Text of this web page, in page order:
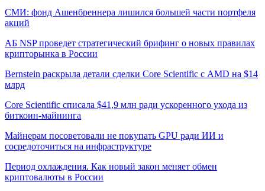
СМИ: фонд Ашенбреннера лишился большей части портфеля
акций
АБ NSP проведет стратегический брифинг о новых правилах
крипторынка в России
Bernstein раскрыла детали сделки Core Scientific с AMD на $14
млрд
Core Scientific списала $41,9 млн ради ускоренного ухода из
биткоин-майнинга
Майнерам посоветовали не покупать GPU ради ИИ и
сосредоточиться на инфраструктуре
Период охлаждения. Как новый закон меняет обмен
криптовалюты в России